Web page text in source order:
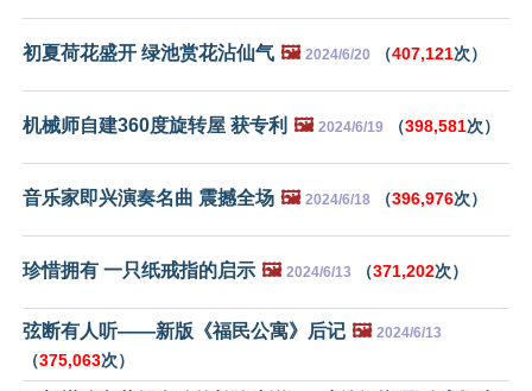
初夏荷花盛开 绿池赏花沾仙气 🖼️ 2024/6/20 （407,121次）
机械师自建360度旋转屋 获专利 🖼️ 2024/6/19 （398,581次）
音乐家即兴演奏名曲 震撼全场 🖼️ 2024/6/18 （396,976次）
珍惜拥有 一只纸戒指的启示 🖼️ 2024/6/13 （371,202次）
弦断有人听——新版《福民公寓》后记 🖼️ 2024/6/13
（375,063次）